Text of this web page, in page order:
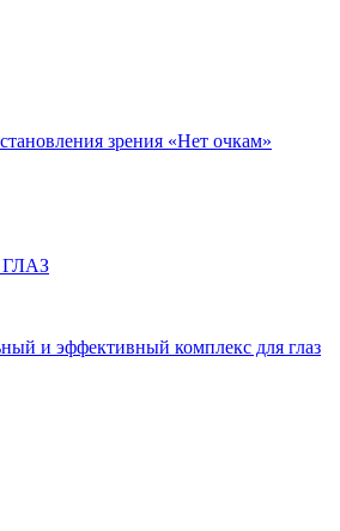
зрения «Нет очкам»
ГЛАЗ
и эффективный комплекс для глаз